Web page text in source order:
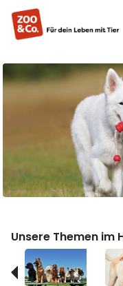
Unsere Themen im